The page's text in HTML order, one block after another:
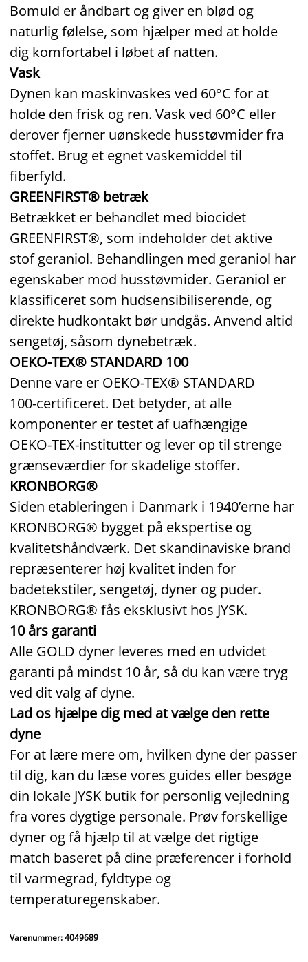
Bomuld er åndbart og giver en blød og
naturlig følelse, som hjælper med at holde
dig komfortabel i løbet af natten.
Vask
Dynen kan maskinvaskes ved 60°C for at
holde den frisk og ren. Vask ved 60°C eller
derover fjerner uønskede husstøvmider fra
stoffet. Brug et egnet vaskemiddel til
fiberfyld.
GREENFIRST® betræk
Betrækket er behandlet med biocidet
GREENFIRST®, som indeholder det aktive
stof geraniol. Behandlingen med geraniol har
egenskaber mod husstøvmider. Geraniol er
klassificeret som hudsensibiliserende, og
direkte hudkontakt bør undgås. Anvend altid
sengetøj, såsom dynebetræk.
OEKO-TEX® STANDARD 100
Denne vare er OEKO‑TEX® STANDARD
100‑certificeret. Det betyder, at alle
komponenter er testet af uafhængige
OEKO‑TEX‑institutter og lever op til strenge
grænseværdier for skadelige stoffer.
KRONBORG®
Siden etableringen i Danmark i 1940’erne har
KRONBORG® bygget på ekspertise og
kvalitetshåndværk. Det skandinaviske brand
repræsenterer høj kvalitet inden for
badetekstiler, sengetøj, dyner og puder.
KRONBORG® fås eksklusivt hos JYSK.
10 års garanti
Alle GOLD dyner leveres med en udvidet
garanti på mindst 10 år, så du kan være tryg
ved dit valg af dyne.
Lad os hjælpe dig med at vælge den rette
dyne
For at lære mere om, hvilken dyne der passer
til dig, kan du læse vores guides eller besøge
din lokale JYSK butik for personlig vejledning
fra vores dygtige personale. Prøv forskellige
dyner og få hjælp til at vælge det rigtige
match baseret på dine præferencer i forhold
til varmegrad, fyldtype og
temperaturegenskaber.
Varenummer: 4049689